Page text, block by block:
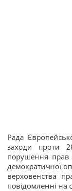
Рада
заходи проти
порушення прав
демократичної
верховенства
повідомленні на